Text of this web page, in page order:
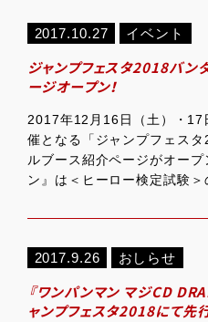
2017.10.27 イベント
ジャンプフェスタ2018バン
ージオープン！
2017年12月16日（土）・17
催となる「ジャンプフェス
ルブース紹介ページがオー
ン』は＜ヒーロー検定試験＞
2017.9.26 おしらせ
『ワンパンマン マジCD
ャンプフェスタ2018にて先